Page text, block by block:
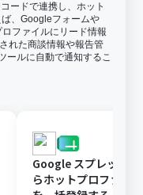
ードで連携し、ホット
、Googleフォームや
ファイルにリード情報
れた商談情報や報告管
ールに自動で通知するこ
Google スプレッドシ
らホットプロファイ